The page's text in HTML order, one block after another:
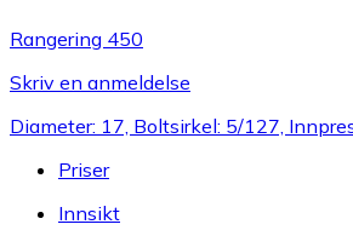
Rangering 450
Skriv en anmeldelse
Diameter: 17, Boltsirkel: 5/127,
Priser
Innsikt